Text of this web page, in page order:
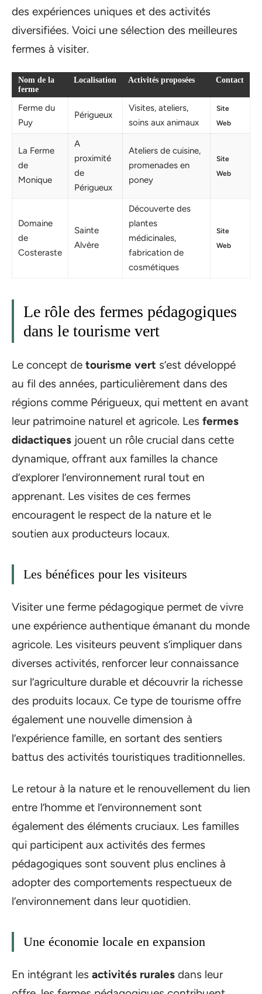
des expériences uniques et des activités
diversifiées. Voici une sélection des meilleures
fermes à visiter.
Nom de la
ferme
Localisation Activités proposées Contact
Ferme du
Puy
Périgueux
Visites, ateliers,
soins aux animaux
Site
Web
La Ferme
de
Monique
A
proximité
de
Périgueux
Ateliers de cuisine,
promenades en
poney
Site
Web
Domaine
de
Costeraste
Sainte
Alvère
Découverte des
plantes
médicinales,
fabrication de
cosmétiques
Site
Web
Le rôle des fermes pédagogiques
dans le tourisme vert
Le concept de tourisme vert s’est développé
au fil des années, particulièrement dans des
régions comme Périgueux, qui mettent en avant
leur patrimoine naturel et agricole. Les fermes
didactiques jouent un rôle crucial dans cette
dynamique, offrant aux familles la chance
d’explorer l’environnement rural tout en
apprenant. Les visites de ces fermes
encouragent le respect de la nature et le
soutien aux producteurs locaux.
Les bénéfices pour les visiteurs
Visiter une ferme pédagogique permet de vivre
une expérience authentique émanant du monde
agricole. Les visiteurs peuvent s’impliquer dans
diverses activités, renforcer leur connaissance
sur l’agriculture durable et découvrir la richesse
des produits locaux. Ce type de tourisme offre
également une nouvelle dimension à
l’expérience famille, en sortant des sentiers
battus des activités touristiques traditionnelles.
Le retour à la nature et le renouvellement du lien
entre l’homme et l’environnement sont
également des éléments cruciaux. Les familles
qui participent aux activités des fermes
pédagogiques sont souvent plus enclines à
adopter des comportements respectueux de
l’environnement dans leur quotidien.
Une économie locale en expansion
En intégrant les activités rurales dans leur